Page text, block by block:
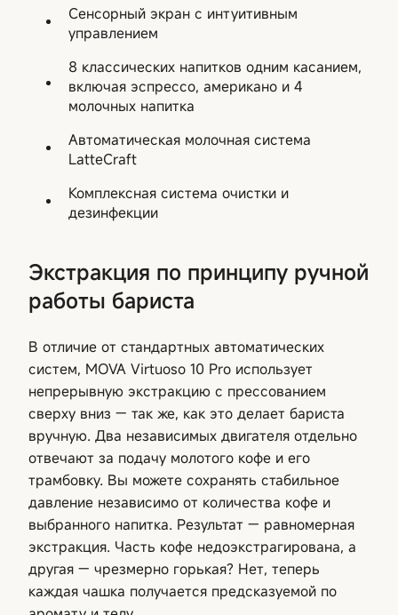
Сенсорный экран с интуитивным
управлением
8 классических напитков одним касанием,
включая эспрессо, американо и 4
молочных напитка
Автоматическая молочная система
LatteCraft
Комплексная система очистки и
дезинфекции
Экстракция по принципу ручной
работы бариста
В отличие от стандартных автоматических
систем, MOVA Virtuoso 10 Pro использует
непрерывную экстракцию с прессованием
сверху вниз — так же, как это делает бариста
вручную. Два независимых двигателя отдельно
отвечают за подачу молотого кофе и его
трамбовку. Вы можете сохранять стабильное
давление независимо от количества кофе и
выбранного напитка. Результат — равномерная
экстракция. Часть кофе недоэкстрагирована, а
другая — чрезмерно горькая? Нет, теперь
каждая чашка получается предсказуемой по